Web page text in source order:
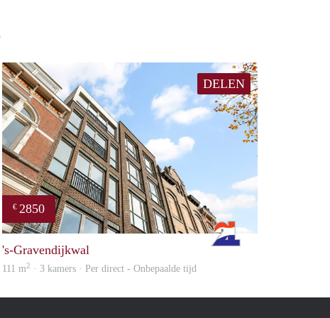
DELEN
€ 2850
's-Gravendijkwal
111 m2 · 3 kamers · Per direct - Onbepaalde tijd